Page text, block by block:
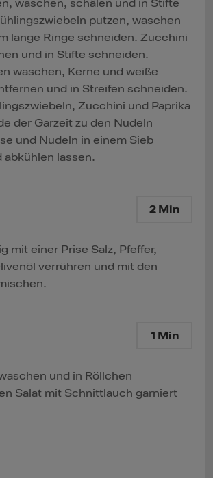
waschen, schälen und in Stifte
putzen, waschen
lange Ringe schneiden. Zucchini
und in Stifte schneiden.
waschen, Kerne und weiße
und in Streifen schneiden.
Zucchini und Paprika
der Garzeit zu den Nudeln
und Nudeln in einem Sieb
abkühlen lassen.
2 Min
mit einer Prise Salz, Pfeffer,
verrühren und mit den
1 Min
und in Röllchen
Salat mit Schnittlauch garniert